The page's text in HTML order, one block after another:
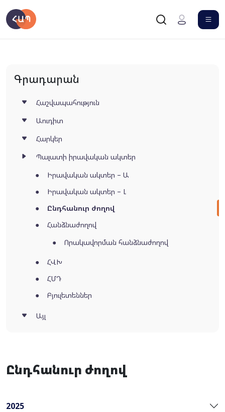
Գրադարան
Հաշվապահություն
Աուդիտ
Հարկեր
Պալատի իրավական ակտեր
Իրավական ակտեր – Ա
Իրավական ակտեր – Լ
Ընդհանուր ժողով
Հանձնաժողով
Որակավորման հանձնաժողով
ՀՎԽ
ՀՄԴ
Բյուլետեններ
Այլ
Ընդհանուր ժողով
2025